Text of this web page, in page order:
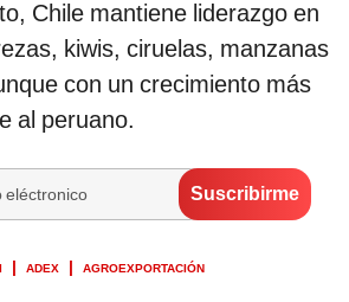
Chile mantiene liderazgo en
kiwis, ciruelas, manzanas
con un crecimiento más
al peruano.
ADEX AGROEXPORTACIÓN